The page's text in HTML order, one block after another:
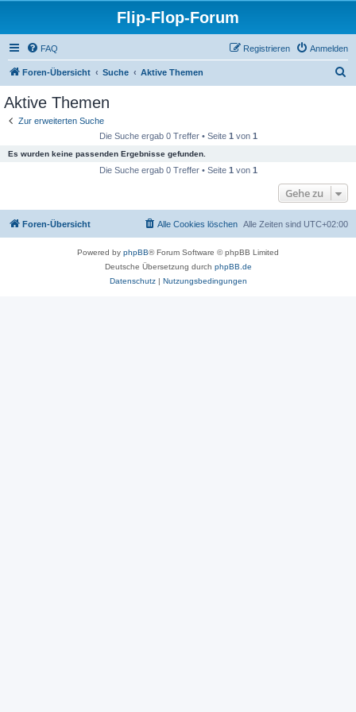
Flip-Flop-Forum
FAQ Anmelden
Registrieren
Foren-Übersicht Suche Aktive Themen
Aktive Themen
Zur erweiterten Suche
Die Suche ergab 0 Treffer • Seite 1 von 1
Es wurden keine passenden Ergebnisse gefunden.
Die Suche ergab 0 Treffer • Seite 1 von 1
Gehe zu
Foren-Übersicht Alle Zeiten sind UTC+02:00
Alle Cookies löschen
Powered by phpBB® Forum Software © phpBB Limited
Deutsche Übersetzung durch phpBB.de
Datenschutz| Nutzungsbedingungen